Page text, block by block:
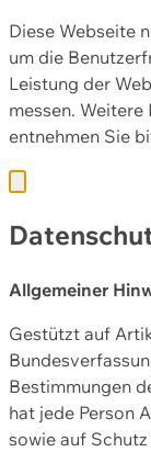
Diese Webseite
um die
Leistung der
messen.
entnehmen Sie
Allgemeiner
Gestützt auf
Bestimmungen
hat jede Person
sowie auf